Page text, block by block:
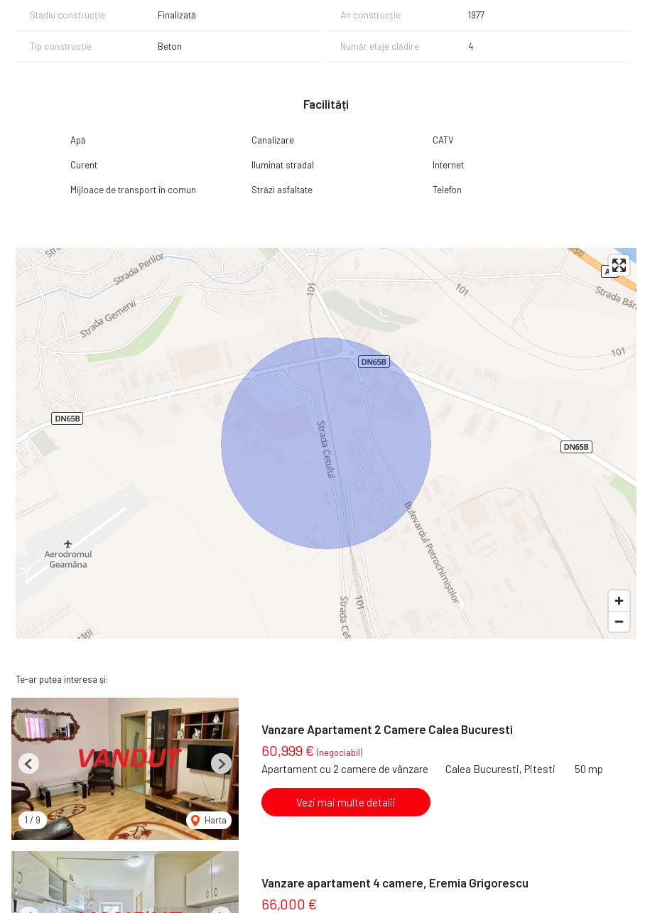
Stadiu construcție Finalizată An construcție 1977
Tip construcție Beton Număr etaje clădire 4
Facilități
Apă Canalizare CATV
Curent Iluminat stradal Internet
Mijloace de transport în comun Străzi asfaltate Telefon
Te-ar putea interesa și:
1 / 9 Harta
Previous Next
Vanzare Apartament 2 Camere Calea Bucuresti
60,999 € (negociabil)
Apartament cu 2 camere de vânzare Calea Bucuresti, Pitesti 50 mp
Vezi mai multe detalii
Vanzare apartament 4 camere, Eremia Grigorescu
66,000 €